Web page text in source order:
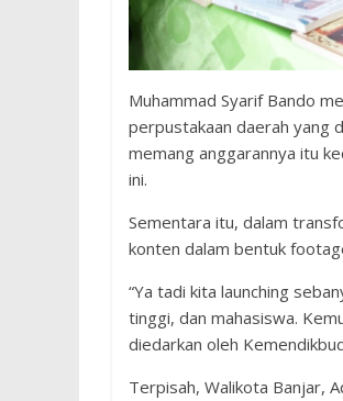
Muhammad Syarif Bando
perpustakaan daerah yang
memang anggarannya itu
ini.
Sementara itu, dalam
konten dalam bentuk
“Ya tadi kita launching
tinggi, dan mahasiswa.
diedarkan oleh
Terpisah, Walikota Banjar,